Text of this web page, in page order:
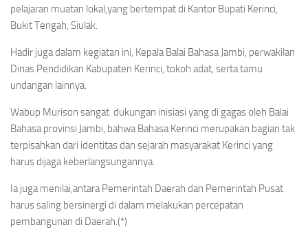
pelajaran muatan lokal,yang bertempat di Kantor Bupati Kerinci,
Bukit Tengah, Siulak.
Hadir juga dalam kegiatan ini, Kepala Balai Bahasa Jambi, perwakilan
Dinas Pendidikan Kabupaten Kerinci, tokoh adat, serta tamu
undangan lainnya.
Wabup Murison sangat dukungan inisiasi yang di gagas oleh Balai
Bahasa provinsi Jambi, bahwa Bahasa Kerinci merupakan bagian tak
terpisahkan dari identitas dan sejarah masyarakat Kerinci yang
harus dijaga keberlangsungannya.
Ia juga menilai,antara Pemerintah Daerah dan Pemerintah Pusat
harus saling bersinergi di dalam melakukan percepatan
pembangunan di Daerah.(*)